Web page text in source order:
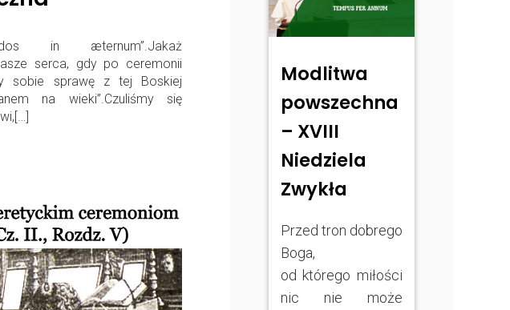
in æternum”.Jakaż
serca, gdy po ceremonii
sobie sprawę z tej Boskiej
na wieki”.Czuliśmy się
Modlitwa
powszechna
– XVIII
Niedziela
Zwykła
Przed tron dobrego
Boga,
od którego miłości
nic nie może